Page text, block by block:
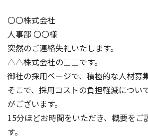
〇〇株式会社
人事部 〇〇様
突然のご連絡失礼いたします。
△△株式会社の□□です。
御社の採用ページで、積極的な人材募
そこで、採用コストの負担軽減につい
がございます。
15分ほどお時間をいただき、概要をご
す。